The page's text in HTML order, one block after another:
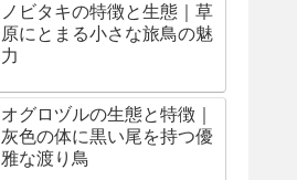
ノビタキの特徴と生態｜草
原にとまる小さな旅鳥の魅
力
オグロヅルの生態と特徴｜
灰色の体に黒い尾を持つ優
雅な渡り鳥